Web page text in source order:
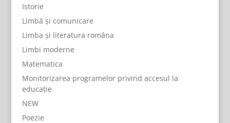
Istorie
Limbă și comunicare
Limba și literatura româna
Limbi moderne
Matematica
Monitorizarea programelor privind accesul la
educație
NEW
Poezie